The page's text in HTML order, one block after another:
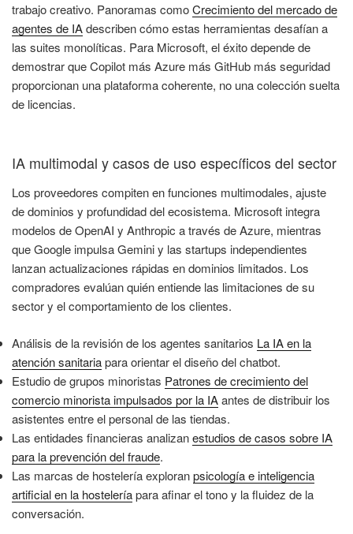
trabajo creativo. Panoramas comoCrecimiento del mercado de
agentes de IAdescriben cómo estas herramientas desafían a
las suites monolíticas. Para Microsoft, el éxito depende de
demostrar que Copilot más Azure más GitHub más seguridad
proporcionan una plataforma coherente, no una colección suelta
de licencias.
IA multimodal y casos de uso específicos del sector
Los proveedores compiten en funciones multimodales, ajuste
de dominios y profundidad del ecosistema. Microsoft integra
modelos de OpenAI y Anthropic a través de Azure, mientras
que Google impulsa Gemini y las startups independientes
lanzan actualizaciones rápidas en dominios limitados. Los
compradores evalúan quién entiende las limitaciones de su
sector y el comportamiento de los clientes.
Análisis de la revisión de los agentes sanitarios La IA en la
atención sanitariapara orientar el diseño del chatbot.
Estudio de grupos minoristas Patrones de crecimiento del
comercio minorista impulsados por la IAantes de distribuir los
asistentes entre el personal de las tiendas.
Las entidades financieras analizanestudios de casos sobre IA
para la prevención del fraude.
Las marcas de hostelería exploranpsicología e inteligencia
artificial en la hosteleríapara afinar el tono y la fluidez de la
conversación.